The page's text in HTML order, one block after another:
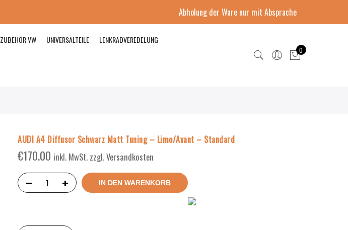
Abholung der Ware nur mit Absprache
ZUBEHÖR VW UNIVERSALTEILE LENKRADVEREDELUNG
0
AUDI A4 Diffusor Schwarz Matt Tuning – Limo/Avant – Standard
€170.00 inkl. MwSt. zzgl. Versandkosten
IN DEN WARENKORB